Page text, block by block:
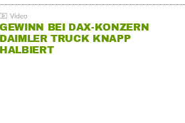
GEWINN BEI DAX-KONZERN
DAIMLER TRUCK KNAPP
HALBIERT